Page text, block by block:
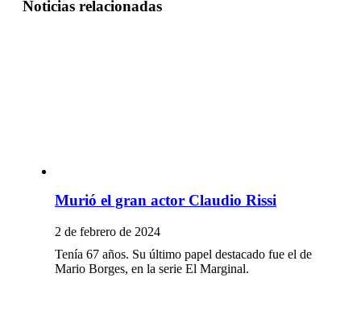
Noticias relacionadas
Murió el gran actor Claudio Rissi
2 de febrero de 2024
Tenía 67 años. Su último papel destacado fue el de
Mario Borges, en la serie El Marginal.